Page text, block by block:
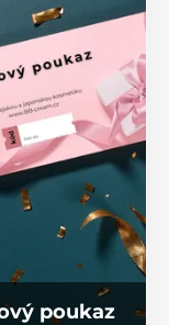
poukaz